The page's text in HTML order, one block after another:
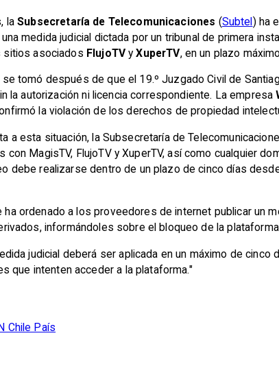
laSubsecretaría de Telecomunicaciones (Subtel) ha
medida judicial dictada por un tribunal de primera
sitios asociados FlujoTV yXuperTV, en un plazo
se tomó después de que el 19.º Juzgado Civil de
la autorización ni licencia correspondiente. La empresa
la violación de los derechos de propiedad
a esta situación, la Subsecretaría de
con MagisTV, FlujoTV y XuperTV, así como cualquier
debe realizarse dentro de un plazo de cinco días
ha ordenado a los proveedores de internet publicar un
informándoles sobre el bloqueo de la
judicial deberá ser aplicada en un máximo de
que intenten acceder a la plataforma."
Chile País